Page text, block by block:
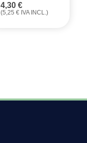
4,30 €
(5,25 € IVA INCL.)